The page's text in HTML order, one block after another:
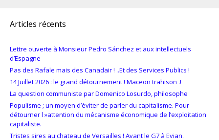
Articles récents
Lettre ouverte à Monsieur Pedro Sánchez et aux intellectuels
d’Espagne
Pas des Rafale mais des Canadair ! ..Et des Services Publics !
14 Juillet 2026 : le grand détournement ! Maceon trahison .!
La question communiste par Domenico Losurdo, philosophe
Populisme ; un moyen d’éviter de parler du capitalisme. Pour
détourner l »attention du mécanisme économique de l’exploitation
capitaliste.
Tristes sires au chateau de Versailles ! Avant le G7 à Evian.